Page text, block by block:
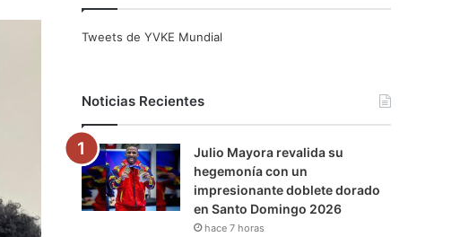
o
k
r
e
r
a
m
a
m
Tweets de YVKE Mundial
Noticias Recientes
Julio Mayora revalida su
hegemonía con un
impresionante doblete dorado
en Santo Domingo 2026
hace 7 horas